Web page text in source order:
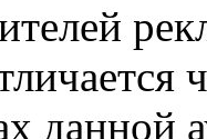
данной